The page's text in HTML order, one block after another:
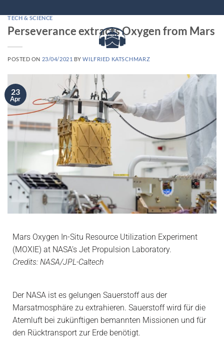
TECH & SCIENCE
Perseverance extracts Oxygen from Mars
POSTED ON 23/04/2021 BYWILFRIED KATSCHMARZ
23
Apr
Mars Oxygen In-Situ Resource Utilization Experiment
(MOXIE) at NASA’s Jet Propulsion Laboratory.
Credits: NASA/JPL-Caltech
Der NASA ist es gelungen Sauerstoff aus der
Marsatmosphäre zu extrahieren. Sauerstoff wird für die
Atemluft bei zukünftigen bemannten Missionen und für
den Rücktransport zur Erde benötigt.